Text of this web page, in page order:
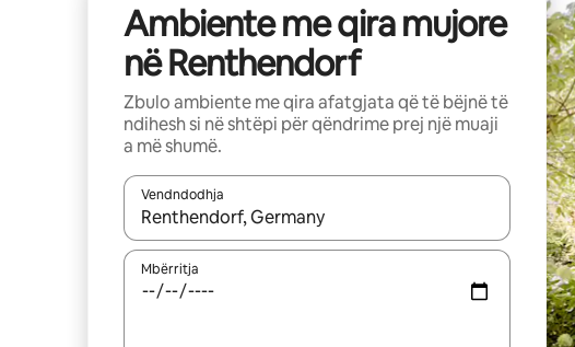
Ambiente me qira mujore
në Renthendorf
Zbulo ambiente me qira afatgjata që të bëjnë të
ndihesh si në shtëpi për qëndrime prej një muaji
a më shumë.
Vendndodhja
Kur rezultatet të jenë të disponueshme, lëviz me butonat e
Mbërritja